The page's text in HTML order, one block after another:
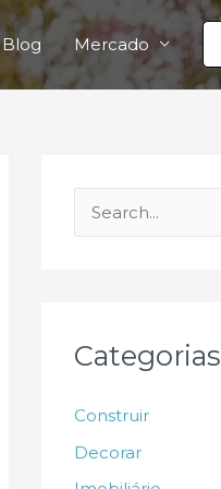
Blog Mercado
e
i
r
Categorias
Construir
Decorar